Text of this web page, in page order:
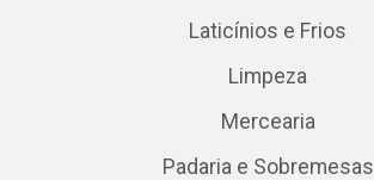
Laticínios e Frios
Limpeza
Mercearia
Padaria e Sobremesas